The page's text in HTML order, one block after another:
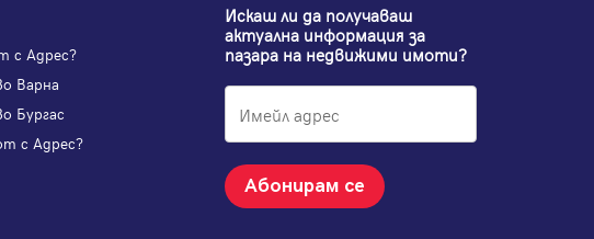
с Адрес?
Варна
Бургас
с Адрес?
Искаш ли да получаваш
актуална информация за
пазара на недвижими имоти?
Абонирам се